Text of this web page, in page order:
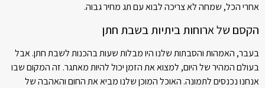
אחרי הכל, שמחה לא צריכה לבוא עם תג מחיר גבוה.
הקסם של ארוחות ביתיות בשבת חתן
בעבר, האמהות והסבתות שלנו היו מבלות שעות בהכנות לשבת חתן. אבל
בעולם המהיר של היום, למצוא את הזמן יכול להיות מאתגר. זה המקום שבו
אנחנו נכנסים לתמונה. האוכל המוכן שלנו מביא את החום והאהבה של